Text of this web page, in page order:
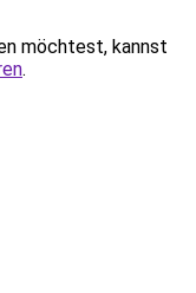
möchtest, kannst
.